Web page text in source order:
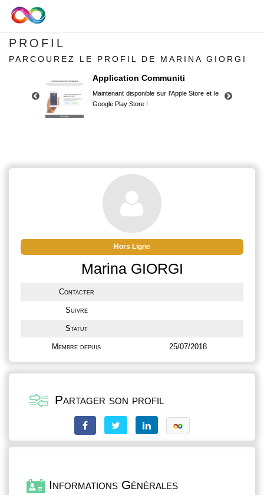
PROFIL
PARCOUREZ LE PROFIL DE MARINA GIORGI
Application Communiti
Maintenant disponible sur l'Apple Store et le
Google Play Store !
Google Play Store !
Hors Ligne
Marina GIORGI
Contacter
Suivre
Statut
Membre depuis 25/07/2018
Partager son profil
Informations Générales